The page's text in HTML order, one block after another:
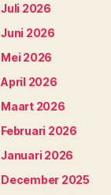
Juli 2026
Juni 2026
Mei 2026
April 2026
Maart 2026
Februari 2026
Januari 2026
December 2025